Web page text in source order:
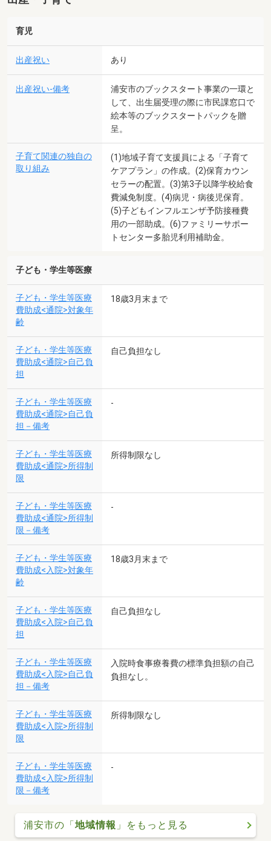
育児
出産祝い あり
出産祝い-備考
浦安市のブックスタート事業の一環と
して、出生届受理の際に市民課窓口で
絵本等のブックスタートパックを贈
呈。
子育て関連の独自の
取り組み
(1)地域子育て支援員による「子育て
ケアプラン」の作成。(2)保育カウン
セラーの配置。(3)第3子以降学校給食
費減免制度。(4)病児・病後児保育。
(5)子どもインフルエンザ予防接種費
用の一部助成。(6)ファミリーサポー
トセンター多胎児利用補助金。
子ども・学生等医療
子ども・学生等医療
費助成<通院>対象年
齢
18歳3月末まで
子ども・学生等医療
費助成<通院>自己負
担
自己負担なし
子ども・学生等医療
費助成<通院>自己負
担－備考
-
子ども・学生等医療
費助成<通院>所得制
限
所得制限なし
子ども・学生等医療
費助成<通院>所得制
限－備考
-
子ども・学生等医療
費助成<入院>対象年
齢
18歳3月末まで
子ども・学生等医療
費助成<入院>自己負
担
自己負担なし
子ども・学生等医療
費助成<入院>自己負
担－備考
入院時食事療養費の標準負担額の自己
負担なし。
子ども・学生等医療
費助成<入院>所得制
限
所得制限なし
子ども・学生等医療
費助成<入院>所得制
限－備考
-
浦安市の「地域情報 」をもっと見る